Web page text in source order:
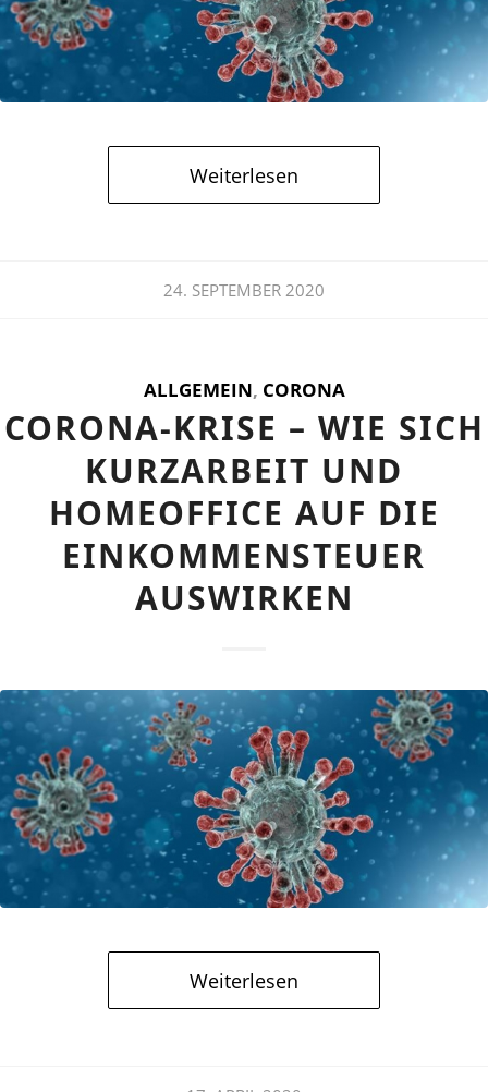
Weiterlesen
24. SEPTEMBER 2020
ALLGEMEIN, CORONA
CORONA-KRISE – WIE SICH
KURZARBEIT UND
HOMEOFFICE AUF DIE
EINKOMMENSTEUER
AUSWIRKEN
Weiterlesen